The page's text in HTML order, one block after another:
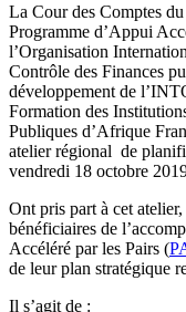
La Cour des Comptes
Programme d’Appui
l’Organisation
Contrôle des Finances
développement de
Formation des
Publiques d’Afrique
atelier régional de
vendredi 18 octobre
Ont pris part à cet
bénéficiaires de
Accéléré par les Pairs (
de leur plan stratégique
Il s’agit de :